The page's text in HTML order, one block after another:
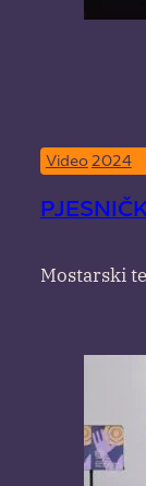
Video 2024
Mostarski